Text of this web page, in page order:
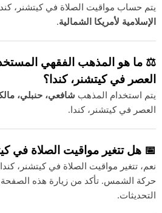
يتم حساب مواقيت الصلاة في كيتشنر،
الإسلامية لأمريكا الشمالية.
⚖️ ما هو المذهب الفقهي
العصر في كيتشنر، كندا؟
يتم استخدام المذهب شافعي، حنبلي،
العصر في كيتشنر، كندا.
📅 هل تتغير مواقيت الصلاة في
نعم، تتغير مواقيت الصلاة في كيتشنر،
حركة الشمس. تأكد من زيارة هذه
التحديثات.